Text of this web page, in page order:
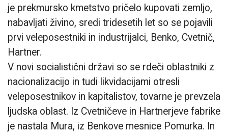
je prekmursko kmetstvo pričelo kupovati zemljo,
nabavljati živino, sredi tridesetih let so se pojavili
prvi veleposestniki in industrijalci, Benko, Cvetnič,
Hartner.
V novi socialistični državi so se rdeči oblastniki z
nacionalizacijo in tudi likvidacijami otresli
veleposestnikov in kapitalistov, tovarne je prevzela
ljudska oblast. Iz Cvetničeve in Hartnerjeve fabrike
je nastala Mura, iz Benkove mesnice Pomurka. In